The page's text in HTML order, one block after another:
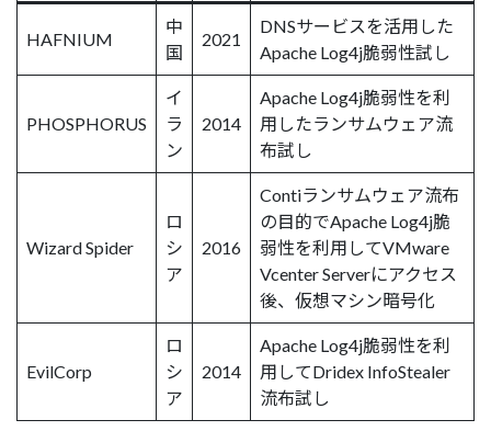
HAFNIUM
中
国
2021
DNSサービスを活用した
Apache Log4j脆弱性試し
PHOSPHORUS
イ
ラ
ン
2014
Apache Log4j脆弱性を利
用したランサムウェア流
布試し
Wizard Spider
ロ
シ
ア
2016
Contiランサムウェア流布
の目的でApache Log4j脆
弱性を利用してVMware
Vcenter Serverにアクセス
後、仮想マシン暗号化
EvilCorp
ロ
シ
ア
2014
Apache Log4j脆弱性を利
用してDridex InfoStealer
流布試し